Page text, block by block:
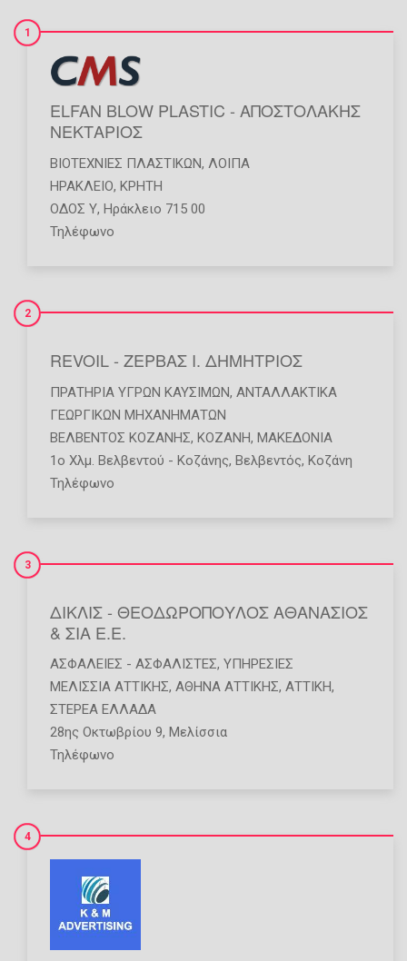
ELFAN BLOW PLASTIC - ΑΠΟΣΤΟΛΑΚΗΣ
ΝΕΚΤΑΡΙΟΣ
1
ΒΙΟΤΕΧΝΊΕΣ ΠΛΑΣΤΙΚΏΝ, ΛΟΙΠΆ
ΗΡΑΚΛΕΙΟ, ΚΡΗΤΗ
ΟΔΟΣ Υ, Ηράκλειο 715 00
Τηλέφωνο
REVOIL - ΖΕΡΒΑΣ Ι. ΔΗΜΗΤΡΙΟΣ
2
ΠΡΑΤΉΡΙΑ ΥΓΡΏΝ ΚΑΥΣΊΜΩΝ, ΑΝΤΑΛΛΑΚΤΙΚΆ
ΓΕΩΡΓΙΚΏΝ ΜΗΧΑΝΗΜΆΤΩΝ
ΒΕΛΒΕΝΤΟΣ ΚΟΖΑΝΗΣ, ΚΟΖΑΝΗ, ΜΑΚΕΔΟΝΙΑ
1ο Χλμ. Βελβεντού - Κοζάνης, Βελβεντός, Κοζάνη
Τηλέφωνο
ΔΙΚΛΙΣ - ΘΕΟΔΩΡΟΠΟΥΛΟΣ ΑΘΑΝΑΣΙΟΣ
& ΣΙΑ Ε.Ε.
3
ΑΣΦΆΛΕΙΕΣ - ΑΣΦΑΛΙΣΤΈΣ, ΥΠΗΡΕΣΊΕΣ
ΜΕΛΙΣΣΙΑ ΑΤΤΙΚΗΣ, ΑΘΗΝΑ ΑΤΤΙΚΗΣ, ΑΤΤΙΚΗ,
ΣΤΕΡΕΑ ΕΛΛΑΔΑ
28ης Οκτωβρίου 9, Μελίσσια
Τηλέφωνο
4